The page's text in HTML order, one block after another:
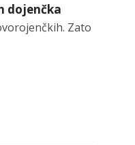
dojenčka
Zato